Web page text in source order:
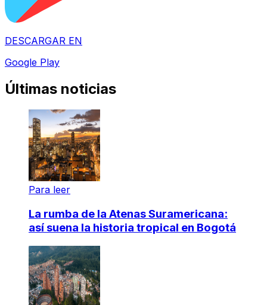
DESCARGAR EN
Google Play
Últimas noticias
Para leer
La rumba de la Atenas Suramericana:
así suena la historia tropical en Bogotá